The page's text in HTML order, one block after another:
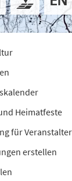
Heimatfeste
für Veranstalter
erstellen